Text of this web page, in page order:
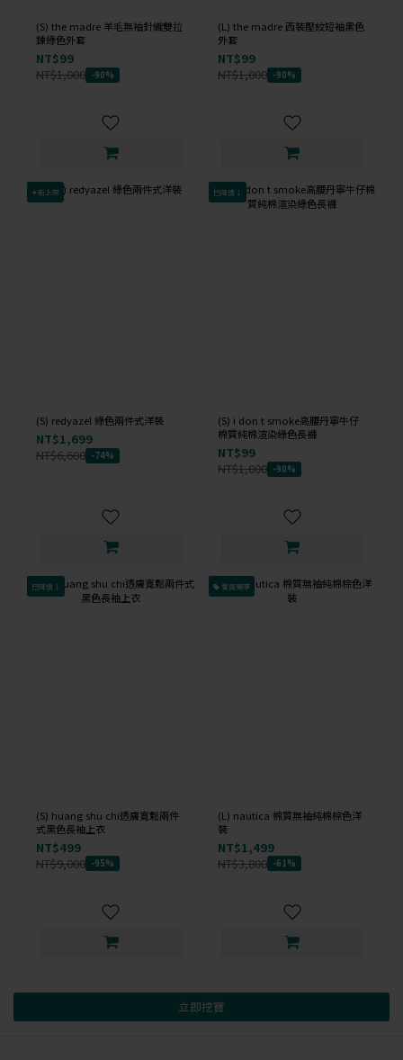
(S) the madre 羊毛無袖針織雙拉
鍊綠色外套
NT$99
NT$1,000 -90%
(L) the madre 西裝壓紋短袖黑色
外套
NT$99
NT$1,000 -90%
✦新上架
(S) redyazel 綠色兩件式洋裝
NT$1,699
NT$6,600 -74%
已降價↓
(S) i don t smoke高腰丹寧牛仔
棉質純棉渲染綠色長褲
NT$99
NT$1,000 -90%
已降價↓
(S) huang shu chi透膚寬鬆兩件
式黑色長袖上衣
NT$499
NT$9,000 -95%
會員獨享
(L) nautica 棉質無袖純棉棕色洋
裝
NT$1,499
NT$3,800 -61%
立即挖寶